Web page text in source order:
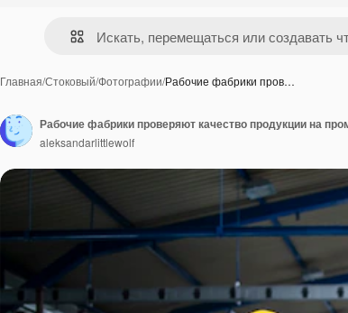
Главная/Стоковый/Фотографии/Рабочие фабрики пров…
aleksandarlittlewolf